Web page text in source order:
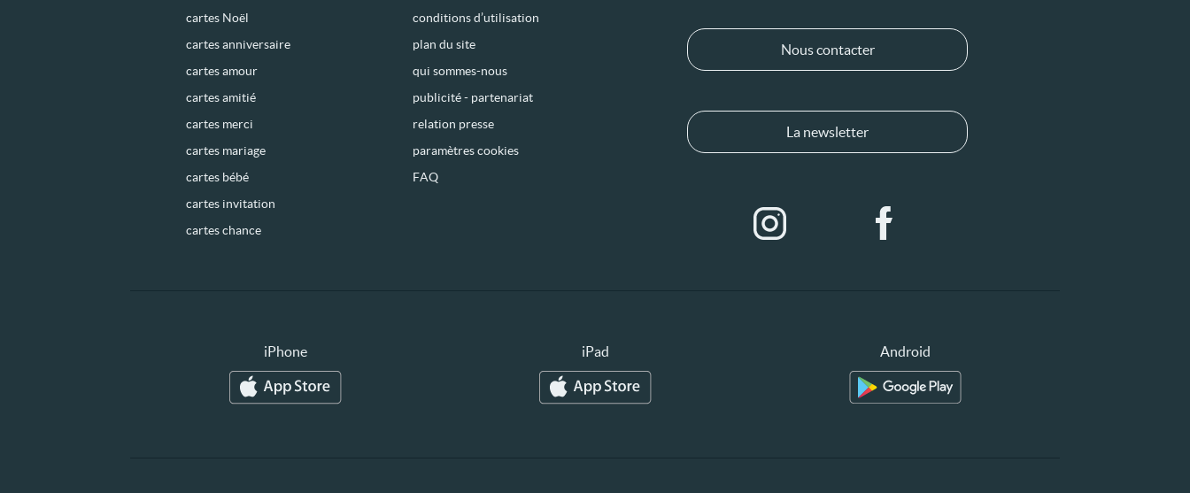
cartes Noël
cartes anniversaire
cartes amour
cartes amitié
cartes merci
cartes mariage
cartes bébé
cartes invitation
cartes chance
conditions d’utilisation
plan du site
qui sommes-nous
publicité - partenariat
relation presse
paramètres cookies
FAQ
Nous contacter
La newsletter
iPhone iPad Android